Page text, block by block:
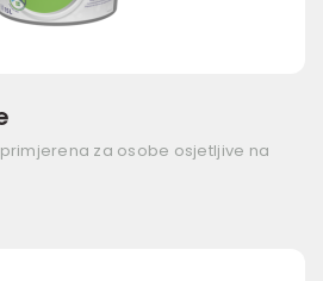
za osobe osjetljive na